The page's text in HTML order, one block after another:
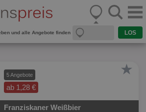
und alle Angebote finden
5 Angebote
ab 1,28 €
★
Franziskaner Weißbier